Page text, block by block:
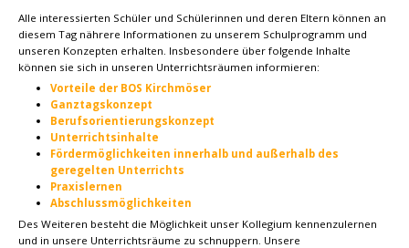
Alle interessierten Schüler und Schülerinnen und deren Eltern können an
diesem Tag nährere Informationen zu unserem Schulprogramm und
unseren Konzepten erhalten. Insbesondere über folgende Inhalte
können sie sich in unseren Unterrichtsräumen informieren:
Vorteile der BOS Kirchmöser
Ganztagskonzept
Berufsorientierungskonzept
Unterrichtsinhalte
Fördermöglichkeiten innerhalb und außerhalb des
geregelten Unterrichts
Praxislernen
Abschlussmöglichkeiten
Des Weiteren besteht die Möglichkeit unser Kollegium kennenzulernen
und in unsere Unterrichtsräume zu schnuppern. Unsere